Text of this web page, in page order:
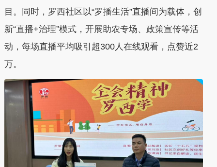
目。同时，罗西社区以“罗播生活”直播间为载体，创
新“直播+治理”模式，开展助农专场、政策宣传等活
动，每场直播平均吸引超300人在线观看，点赞近2
万。